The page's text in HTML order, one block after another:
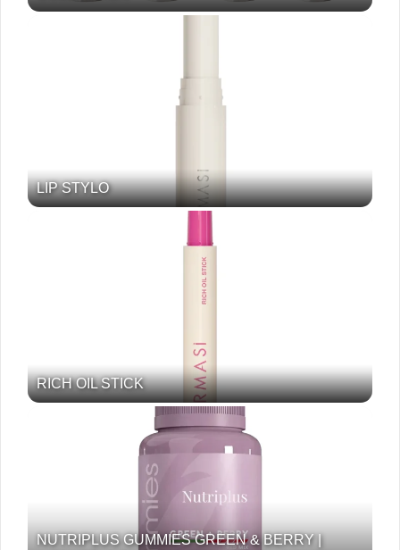
LIP STYLO
RICH OIL STICK
NUTRIPLUS GUMMIES GREEN & BERRY |